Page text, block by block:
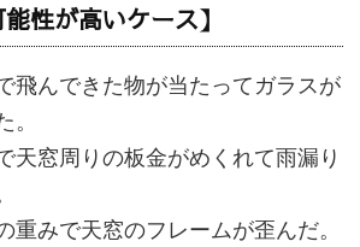
性が高いケース】
飛んできた物が当たってガラスが
天窓周りの板金がめくれて雨漏り
重みで天窓のフレームが歪んだ。